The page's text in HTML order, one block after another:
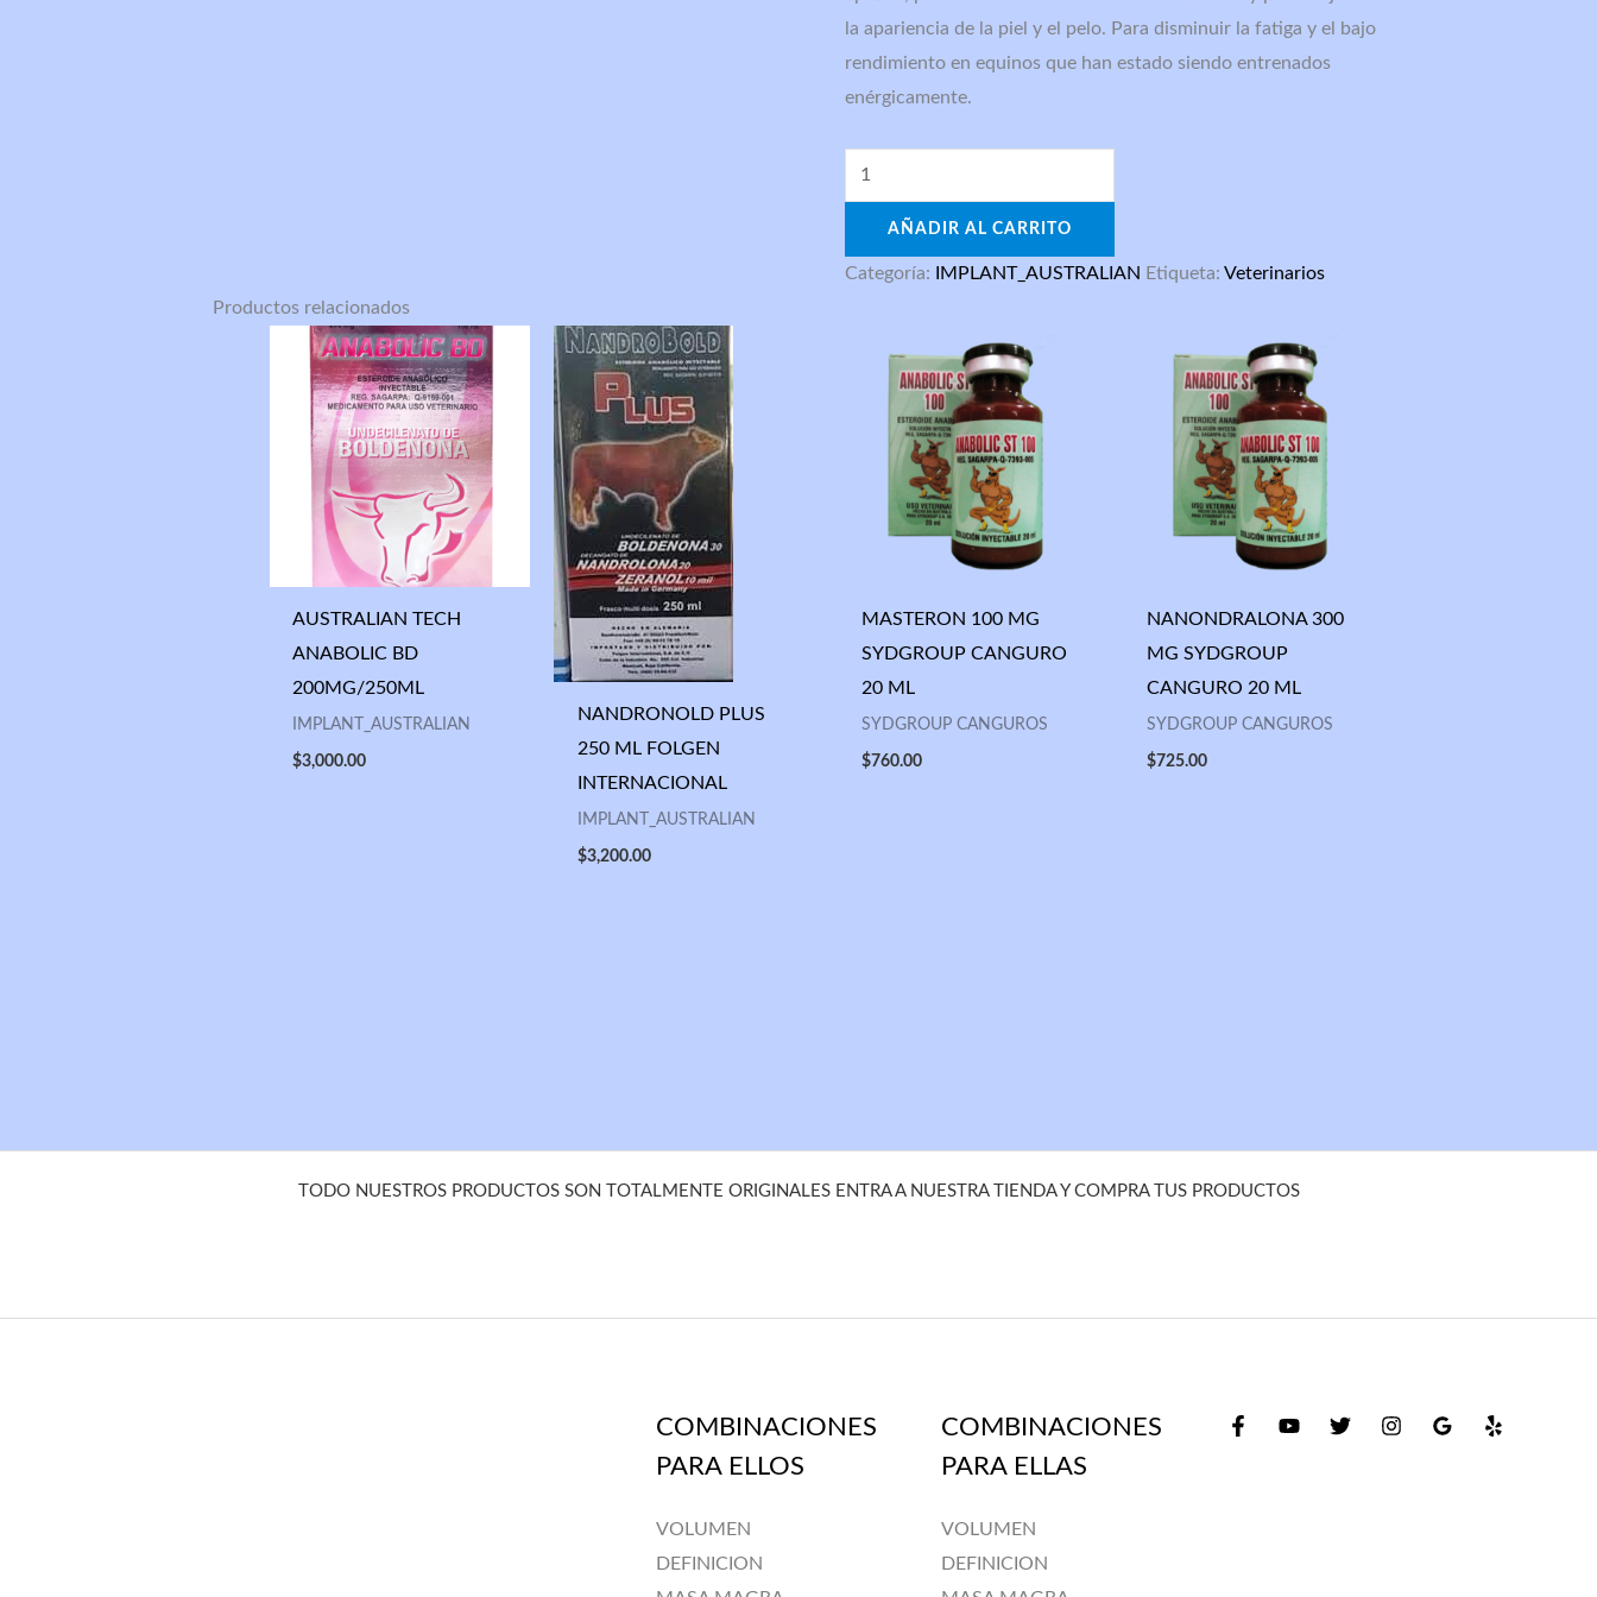
la apariencia de la piel y el pelo. Para disminuir la fatiga y el bajo
rendimiento en equinos que han estado siendo entrenados
enérgicamente.
AÑADIR AL CARRITO
Categoría: IMPLANT_AUSTRALIAN Etiqueta:Veterinarios
Productos relacionados
AUSTRALIAN TECH
ANABOLIC BD
200MG/250ML
IMPLANT_AUSTRALIAN
$3,000.00
NANDRONOLD PLUS
250 ML FOLGEN
INTERNACIONAL
IMPLANT_AUSTRALIAN
$3,200.00
MASTERON 100 MG
SYDGROUP CANGURO
20 ML
SYDGROUP CANGUROS
$760.00
NANONDRALONA 300
MG SYDGROUP
CANGURO 20 ML
SYDGROUP CANGUROS
$725.00
TODO NUESTROS PRODUCTOS SON TOTALMENTE ORIGINALES ENTRA A NUESTRA TIENDA Y COMPRA TUS PRODUCTOS
COMBINACIONES
PARA ELLOS
VOLUMEN
DEFINICION
COMBINACIONES
PARA ELLAS
VOLUMEN
DEFINICION